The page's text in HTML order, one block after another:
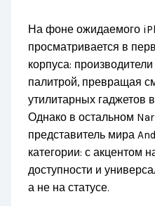
На фоне ожидаемого
просматривается в
корпуса:
палитрой, превращая
утилитарных гаджетов
Однако в остальном
представитель мира
категории: с акцентом
доступности и
а не на статусе.